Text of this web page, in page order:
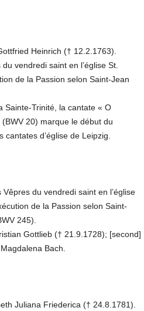
Heinrich († 12.2.1763).
vendredi saint en l’église St.
de la Passion selon Saint-Jean
Sainte-Trinité, la cantate « O
20) marque le début du
d’église de Leipzig.
du vendredi saint en l’église
de la Passion selon Saint-
245).
Gottlieb († 21.9.1728); [second]
Bach.
Juliana Friederica († 24.8.1781).